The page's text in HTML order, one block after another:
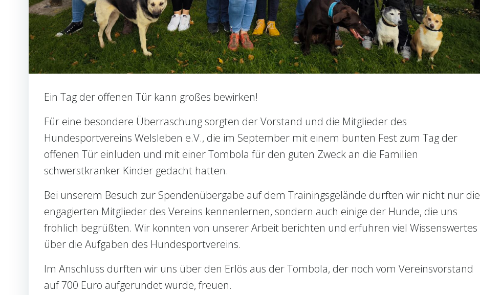
Ein Tag der offenen Tür kann großes bewirken!
Für eine besondere Überraschung sorgten der Vorstand und die Mitglieder des
Hundesportvereins Welsleben e.V., die im September mit einem bunten Fest zum Tag der
offenen Tür einluden und mit einer Tombola für den guten Zweck an die Familien
schwerstkranker Kinder gedacht hatten.
Bei unserem Besuch zur Spendenübergabe auf dem Trainingsgelände durften wir nicht nur die
engagierten Mitglieder des Vereins kennenlernen, sondern auch einige der Hunde, die uns
fröhlich begrüßten. Wir konnten von unserer Arbeit berichten und erfuhren viel Wissenswertes
über die Aufgaben des Hundesportvereins.
Im Anschluss durften wir uns über den Erlös aus der Tombola, der noch vom Vereinsvorstand
auf 700 Euro aufgerundet wurde, freuen.